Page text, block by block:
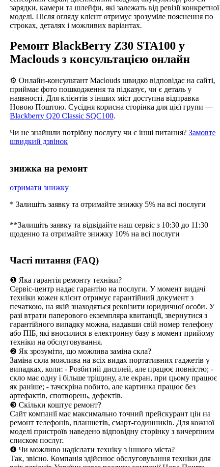
зарядки, камери та шлейфи, які залежать від ревізії конкретної
моделі. Після огляду клієнт отримує зрозуміле пояснення по
строках, деталях і можливих варіантах.
Ремонт BlackBerry Z30 STA100 у
Maclouds з консультацією онлайн
⚙️ Онлайн-консультант Maclouds швидко відповідає на сайті,
приймає фото пошкодження та підказує, чи є деталь у
наявності. Для клієнтів з інших міст доступна відправка
Новою Поштою. Сусідня корисна сторінка для цієї групи —
Blackberry Q20 Classic SQC100.
Чи не знайшли потрібну послугу чи є інші питання? Замовте
швидкий дзвінок
знижка на ремонт
отримати знижку
* Залишіть заявку та отримайте знижку 5% на всі послуги
**Залишіть заявку та відвідайте наш сервіс з 10:30 до 11:30
щоденно та отримайте знижку 10% на всі послуги
Часті питання (FAQ)
❶ Яка гарантія ремонту техніки?
Сервіс-центр надає гарантію на послуги. У момент видачі
техніки кожен клієнт отримує гарантійний документ з
печаткою, на якій знаходяться реквізити юридичної особи. У
разі втрати паперового екземпляра квитанції, звернутися з
гарантійного випадку можна, надавши свій номер телефону
або ПІБ, які вносилися в електронну базу в момент прийому
техніки на обслуговування.
❷ Як зрозуміти, що можлива заміна скла?
Заміна скла можлива на всіх видах портативних гаджетів у
випадках, коли: - Розбитий дисплей, але працює повністю; -
скло має одну і більше тріщину, але екран, при цьому працює
як раніше; - тачскріна побито, але картинка працює без
артефактів, спотворень, дефектів.
❸ Скільки коштує ремонт?
Сайт компанії має максимально точний прейскурант цін на
ремонт телефонів, планшетів, смарт-годинників. Для кожної
моделі пристроїв наведено відповідну сторінку з вичерпним
списком послуг.
❹ Чи можливо надіслати техніку з іншого міста?
Так, звісно. Компанія здійснює обслуговування техніки для